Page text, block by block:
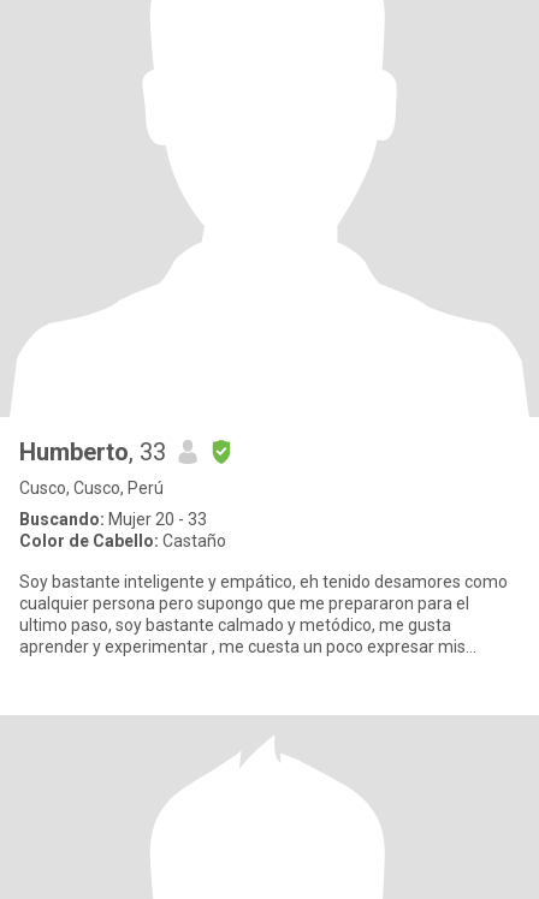
Humberto, 33
Cusco, Cusco, Perú
Buscando: Mujer 20 - 33
Color de Cabello: Castaño
Soy bastante inteligente y empático, eh tenido desamores como
cualquier persona pero supongo que me prepararon para el
ultimo paso, soy bastante calmado y metódico, me gusta
aprender y experimentar , me cuesta un poco expresar mis